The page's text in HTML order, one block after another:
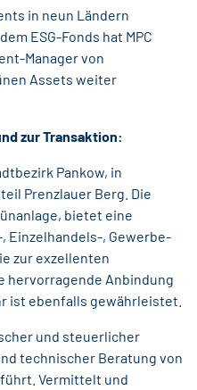
in neun Ländern
ESG-Fonds hat MPC
Manager von
Assets weiter
zur Transaktion:
Pankow, in
Prenzlauer Berg. Die
bietet eine
Einzelhandels-, Gewerbe-
zur exzellenten
hervorragende Anbindung
ist ebenfalls gewährleistet.
und steuerlicher
technischer Beratung von
Vermittelt und